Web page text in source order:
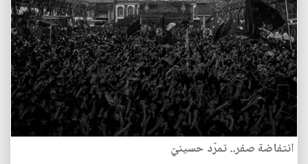
انتفاضة صفر.. تمرّد حسينيّ